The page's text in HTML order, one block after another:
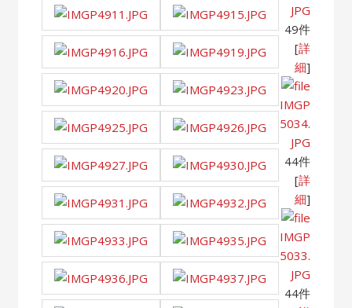
JPG
49件
[詳
細]
IMGP
5034.
JPG
44件
[詳
細]
IMGP
5033.
JPG
44件